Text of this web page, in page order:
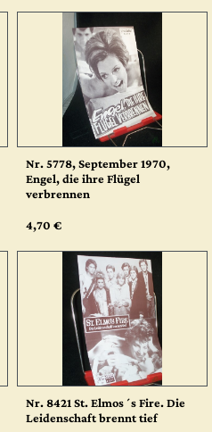
Nr. 5778, September 1970,
Engel, die ihre Flügel
verbrennen
4,70 €
Nr. 8421 St. Elmos´s Fire. Die
Leidenschaft brennt tief